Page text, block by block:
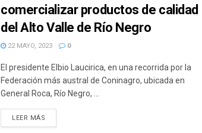
comercializar productos de calidad
del Alto Valle de Río Negro
22 MAYO, 2023 0
El presidente Elbio Laucirica, en una recorrida por la
Federación más austral de Coninagro, ubicada en
General Roca, Río Negro, ...
LEER MÁS